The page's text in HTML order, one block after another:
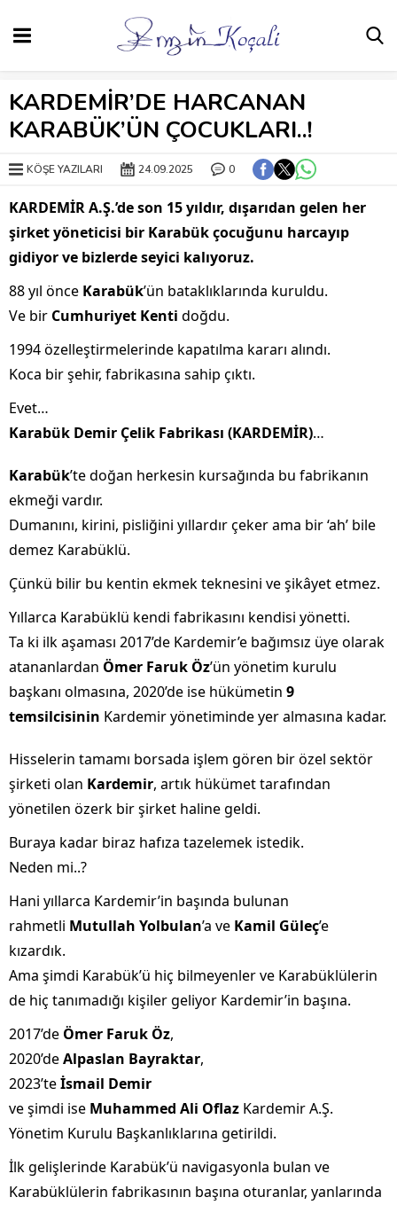
KARDEMİR’DE HARCANAN
KARABÜK’ÜN ÇOCUKLARI..!
KÖŞE YAZILARI 24.09.2025 0
KARDEMİR A.Ş.’de son 15 yıldır, dışarıdan gelen her
şirket yöneticisi bir Karabük çocuğunu harcayıp
gidiyor ve bizlerde seyici kalıyoruz.
88 yıl önce Karabük’ün bataklıklarında kuruldu.
Ve bir Cumhuriyet Kenti doğdu.
1994 özelleştirmelerinde kapatılma kararı alındı.
Koca bir şehir, fabrikasına sahip çıktı.
Evet…
Karabük Demir Çelik Fabrikası (KARDEMİR)…
Karabük’te doğan herkesin kursağında bu fabrikanın
ekmeği vardır.
Dumanını, kirini, pisliğini yıllardır çeker ama bir ‘ah’ bile
demez Karabüklü.
Çünkü bilir bu kentin ekmek teknesini ve şikâyet etmez.
Yıllarca Karabüklü kendi fabrikasını kendisi yönetti.
Ta ki ilk aşaması 2017’de Kardemir’e bağımsız üye olarak
atananlardan Ömer Faruk Öz’ün yönetim kurulu
başkanı olmasına, 2020’de ise hükümetin 9
temsilcisinin Kardemir yönetiminde yer almasına kadar.
Hisselerin tamamı borsada işlem gören bir özel sektör
şirketi olan Kardemir, artık hükümet tarafından
yönetilen özerk bir şirket haline geldi.
Buraya kadar biraz hafıza tazelemek istedik.
Neden mi..?
Hani yıllarca Kardemir’in başında bulunan
rahmetli Mutullah Yolbulan’a ve Kamil Güleç’e
kızardık.
Ama şimdi Karabük’ü hiç bilmeyenler ve Karabüklülerin
de hiç tanımadığı kişiler geliyor Kardemir’in başına.
2017’de Ömer Faruk Öz,
2020’deAlpaslan Bayraktar,
2023’teİsmail Demir
ve şimdi ise Muhammed Ali Oflaz Kardemir A.Ş.
Yönetim Kurulu Başkanlıklarına getirildi.
İlk gelişlerinde Karabük’ü navigasyonla bulan ve
Karabüklülerin fabrikasının başına oturanlar, yanlarında